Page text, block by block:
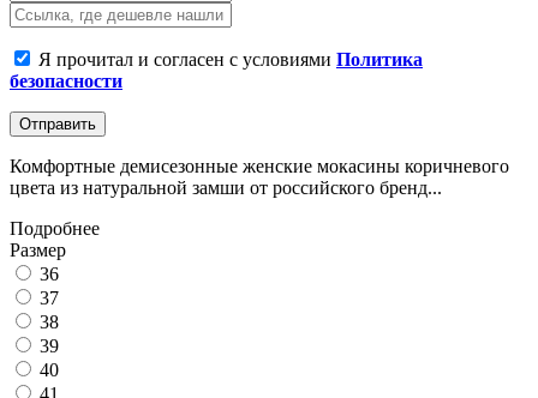
Я прочитал и согласен с условиями Политика
безопасности
Отправить
Комфортные демисезонные женские мокасины коричневого
цвета из натуральной замши от российского бренд...
Подробнее
Размер
36
37
38
39
40
41